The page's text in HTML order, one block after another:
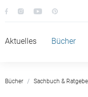
Aktuelles Bücher
Bücher Sachbuch &